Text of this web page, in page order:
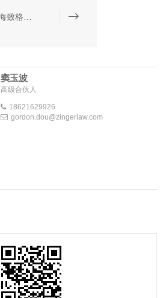
窦玉波
高级合伙人
18621629926
gordon.dou@zingerlaw.com